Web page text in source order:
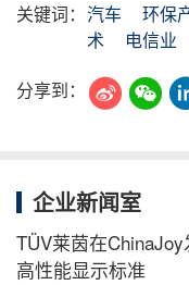
关键词： 汽车 环保
术
电信业
分享到：
企业新闻室
TÜV莱茵在
高性能显示标准